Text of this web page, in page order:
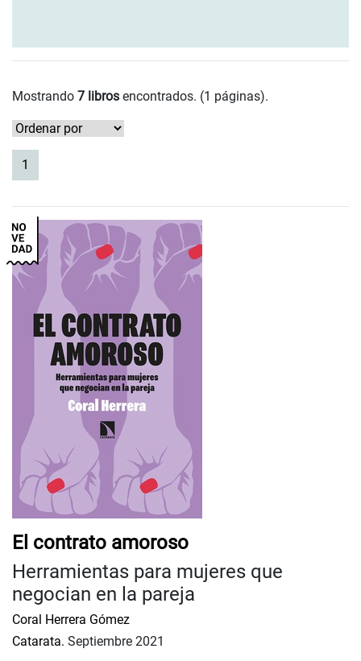
Mostrando 7 libros encontrados. (1 páginas).
1
El contrato amoroso
Herramientas para mujeres que
negocian en la pareja
Coral Herrera Gómez
Catarata. Septiembre 2021